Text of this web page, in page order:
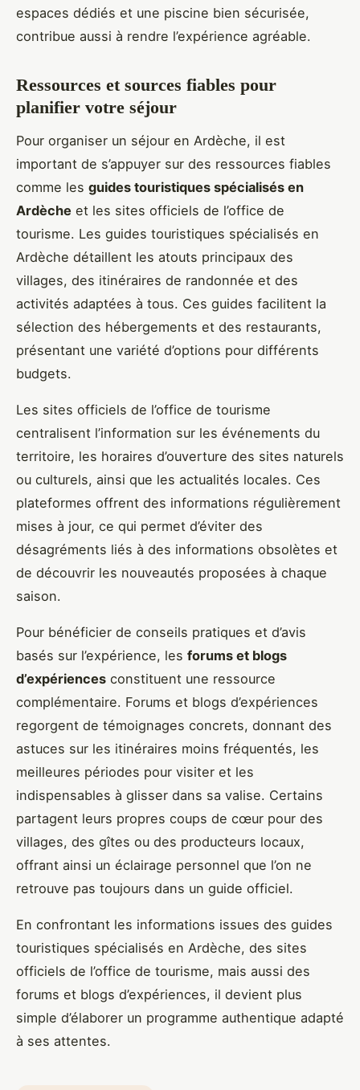
espaces dédiés et une piscine bien sécurisée,
contribue aussi à rendre l’expérience agréable.
Ressources et sources fiables pour
planifier votre séjour
Pour organiser un séjour en Ardèche, il est
important de s’appuyer sur des ressources fiables
comme les guides touristiques spécialisés en
Ardèche et les sites officiels de l’office de
tourisme. Les guides touristiques spécialisés en
Ardèche détaillent les atouts principaux des
villages, des itinéraires de randonnée et des
activités adaptées à tous. Ces guides facilitent la
sélection des hébergements et des restaurants,
présentant une variété d’options pour différents
budgets.
Les sites officiels de l’office de tourisme
centralisent l’information sur les événements du
territoire, les horaires d’ouverture des sites naturels
ou culturels, ainsi que les actualités locales. Ces
plateformes offrent des informations régulièrement
mises à jour, ce qui permet d’éviter des
désagréments liés à des informations obsolètes et
de découvrir les nouveautés proposées à chaque
saison.
Pour bénéficier de conseils pratiques et d’avis
basés sur l’expérience, les forums et blogs
d’expériences constituent une ressource
complémentaire. Forums et blogs d’expériences
regorgent de témoignages concrets, donnant des
astuces sur les itinéraires moins fréquentés, les
meilleures périodes pour visiter et les
indispensables à glisser dans sa valise. Certains
partagent leurs propres coups de cœur pour des
villages, des gîtes ou des producteurs locaux,
offrant ainsi un éclairage personnel que l’on ne
retrouve pas toujours dans un guide officiel.
En confrontant les informations issues des guides
touristiques spécialisés en Ardèche, des sites
officiels de l’office de tourisme, mais aussi des
forums et blogs d’expériences, il devient plus
simple d’élaborer un programme authentique adapté
à ses attentes.